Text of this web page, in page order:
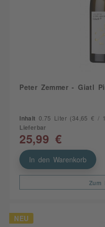
Peter Zemmer - Giatl
Inhalt 0.75 Liter (34,65 € /
Lieferbar
25,99 €
In den Warenkorb
Zum
NEU